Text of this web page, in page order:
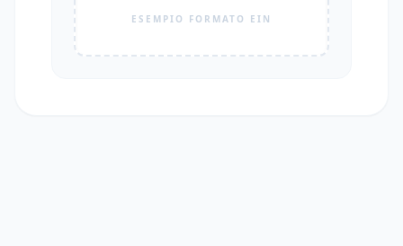
ESEMPIO FORMATO EIN